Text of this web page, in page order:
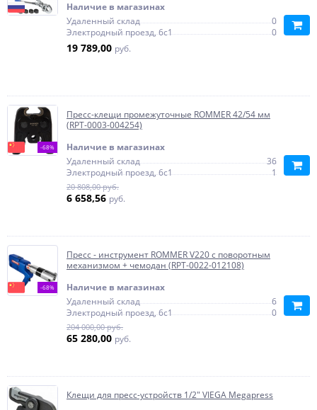
Наличие в магазинах
Удаленный склад
0
Электродный проезд, 6с1
0
19 789,00 руб.
-68%
Пресс-клещи промежуточные ROMMER 42/54 мм
(RPT-0003-004254)
Наличие в магазинах
Удаленный склад
36
Электродный проезд, 6с1
1
20 808,00 руб.
6 658,56 руб.
-68%
Пресс - инструмент ROMMER V220 с поворотным
механизмом + чемодан (RPT-0022-012108)
Наличие в магазинах
Удаленный склад
6
Электродный проезд, 6с1
0
204 000,00 руб.
65 280,00 руб.
Клещи для пресс-устройств 1/2" VIEGA Megapress